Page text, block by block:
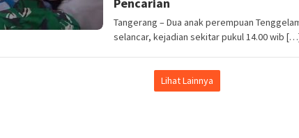
Tangerang – Dua anak perempuan
selancar, kejadian sekitar pukul 14.00 wib
Lihat Lainnya